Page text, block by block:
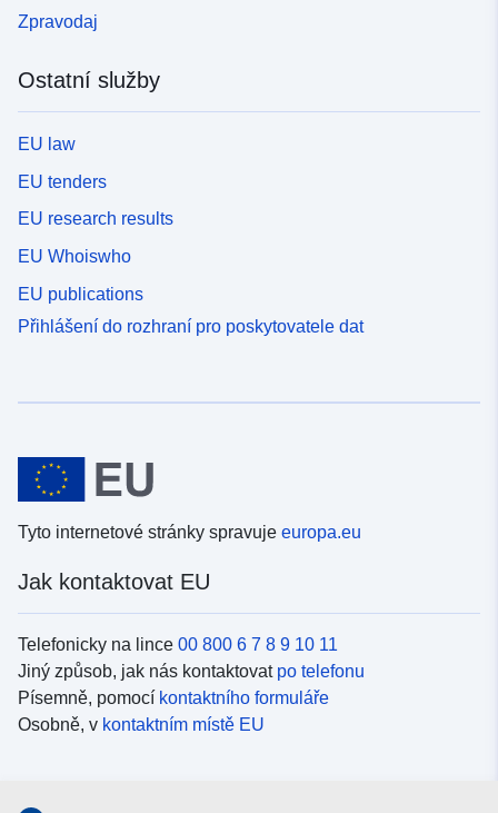
Zpravodaj
Ostatní služby
EU law
EU tenders
EU research results
EU Whoiswho
EU publications
Přihlášení do rozhraní pro poskytovatele dat
Tyto internetové stránky spravuje europa.eu
Jak kontaktovat EU
Telefonicky na lince 00 800 6 7 8 9 10 11
Jiný způsob, jak nás kontaktovat po telefonu
Písemně, pomocí kontaktního formuláře
Osobně, v kontaktním místě EU